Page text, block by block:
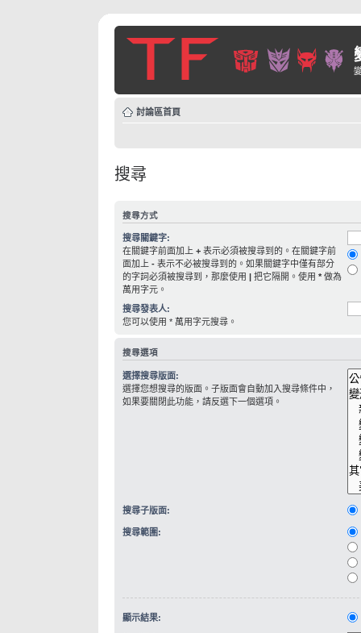
討論區首頁
搜尋
搜尋方式
搜尋關鍵字:
在關鍵字前面加上 + 表示必須被搜尋到的。在關鍵字前
面加上 - 表示不必被搜尋到的。如果關鍵字中僅有部分
的字詞必須被搜尋到，那麼使用 | 把它隔開。使用 * 做為
萬用字元。
搜尋發表人:
您可以使用 * 萬用字元搜尋。
搜尋選項
選擇搜尋版面:
選擇您想搜尋的版面。子版面會自動加入搜尋條件中，
如果要關閉此功能，請反選下一個選項。
搜尋子版面:
搜尋範圍:
顯示結果: